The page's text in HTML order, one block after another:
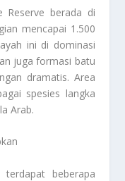
Reserve berada di
mencapai 1.500
ini di dominasi
juga formasi batu
dramatis. Area
spesies langka
Arab.
beberapa